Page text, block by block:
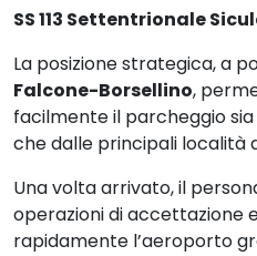
SS 113 Settentrionale
La posizione strategica, a
Falcone-Borsellino,
facilmente il parcheggio
che dalle principali località
Una volta arrivato, il
operazioni di accettazione
rapidamente l’aeroporto